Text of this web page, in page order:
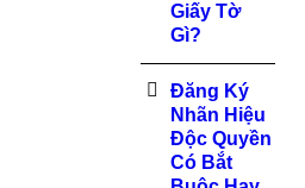
Giấy Tờ
Gì?
Đăng Ký
Nhãn Hiệu
Độc Quyền
Có Bắt